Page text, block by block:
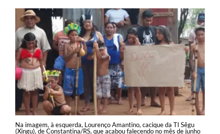
Na imagem, à esquerda, Lourenço Amantino, cacique da TI Sêgu
(Xingu), de Constantina/RS, que acabou falecendo no mês de junho